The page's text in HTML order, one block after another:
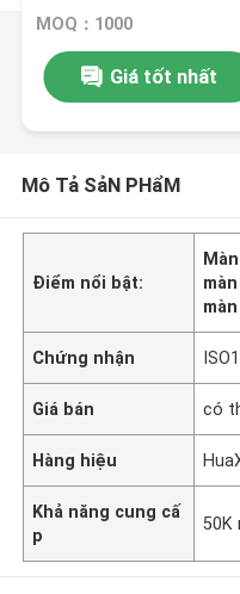
MOQ：1000
Giá tốt nhất
Mô Tả SảN PHẩM
Điểm nổi bật:
Chứng nhận
Giá bán có
Hàng hiệu
Khả năng cung cấ
p
50K